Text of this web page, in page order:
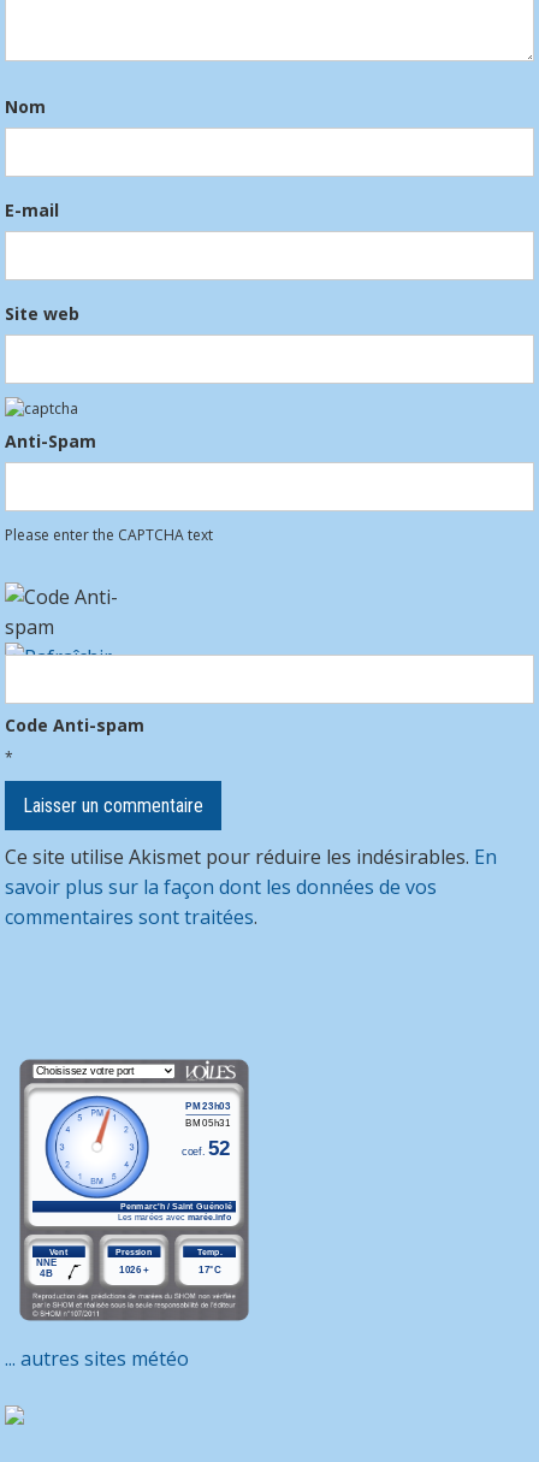
Nom
E-mail
Site web
Anti-Spam
Please enter the CAPTCHA text
Code Anti-spam
*
Ce site utilise Akismet pour réduire les indésirables. En
savoir plus sur la façon dont les données de vos
commentaires sont traitées.
... autres sites météo